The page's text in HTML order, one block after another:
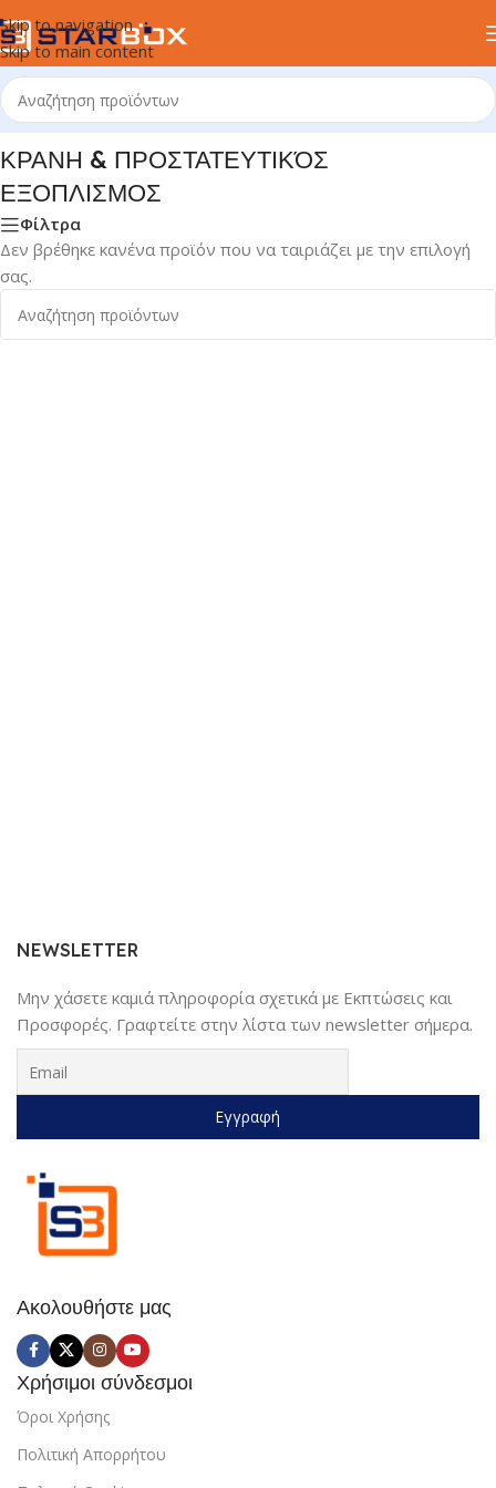
Skip to navigation
Skip to main content
& ΠΟΔΗΛΑΣΙΑ/ΚΡΑΝΗ & ΠΡΟΣΤΑΤΕΥΤΙΚΌΣ ΕΞΟΠΛΙΣΜΟΣ
ΚΡΑΝΗ & ΠΡΟΣΤΑΤΕΥΤΙΚΌΣ
ΕΞΟΠΛΙΣΜΟΣ
Φίλτρα
Δεν βρέθηκε κανένα προϊόν που να ταιριάζει με την επιλογή
σας.
Ακολουθήστε μας
Χρήσιμοι σύνδεσμοι
Όροι Χρήσης
Πολιτική Απορρήτου
NEWSLETTER
Μην χάσετε καμιά πληροφορία σχετικά με Εκπτώσεις και
Προσφορές. Γραφτείτε στην λίστα των newsletter σήμερα.